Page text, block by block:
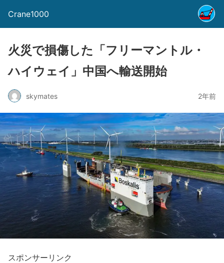
Crane1000
火災で損傷した「フリーマントル・
ハイウェイ」中国へ輸送開始
skymates 2年前
スポンサーリンク